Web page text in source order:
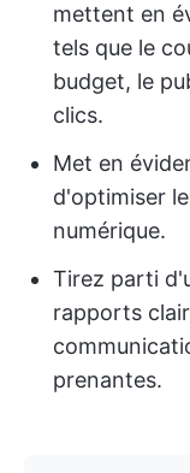
mettent en
tels que le
budget, le
clics.
Met en
d'optimiser
numérique.
Tirez parti
rapports
prenantes.